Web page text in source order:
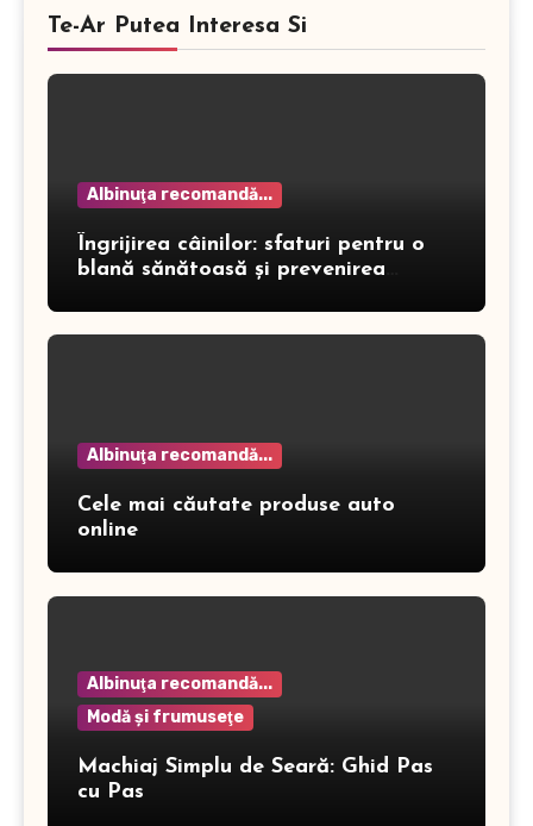
Te-Ar Putea Interesa Si
Albinuţa recomandă...
Îngrijirea câinilor: sfaturi pentru o
blană sănătoasă și prevenirea
Albinuţa recomandă...
Cele mai căutate produse auto
online
Albinuţa recomandă...
Modă şi frumuseţe
Machiaj Simplu de Seară: Ghid Pas
cu Pas